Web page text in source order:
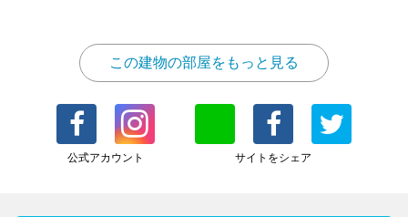
この建物の部屋をもっと見る
公式アカウント サイトをシェア